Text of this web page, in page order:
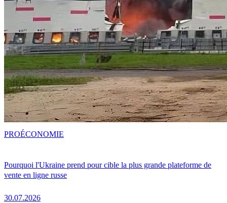
Pourquoi l'Ukraine prend pour cible la plus grande plateforme de
vente en ligne russe
30.07.2026
PROÉCONOMIE